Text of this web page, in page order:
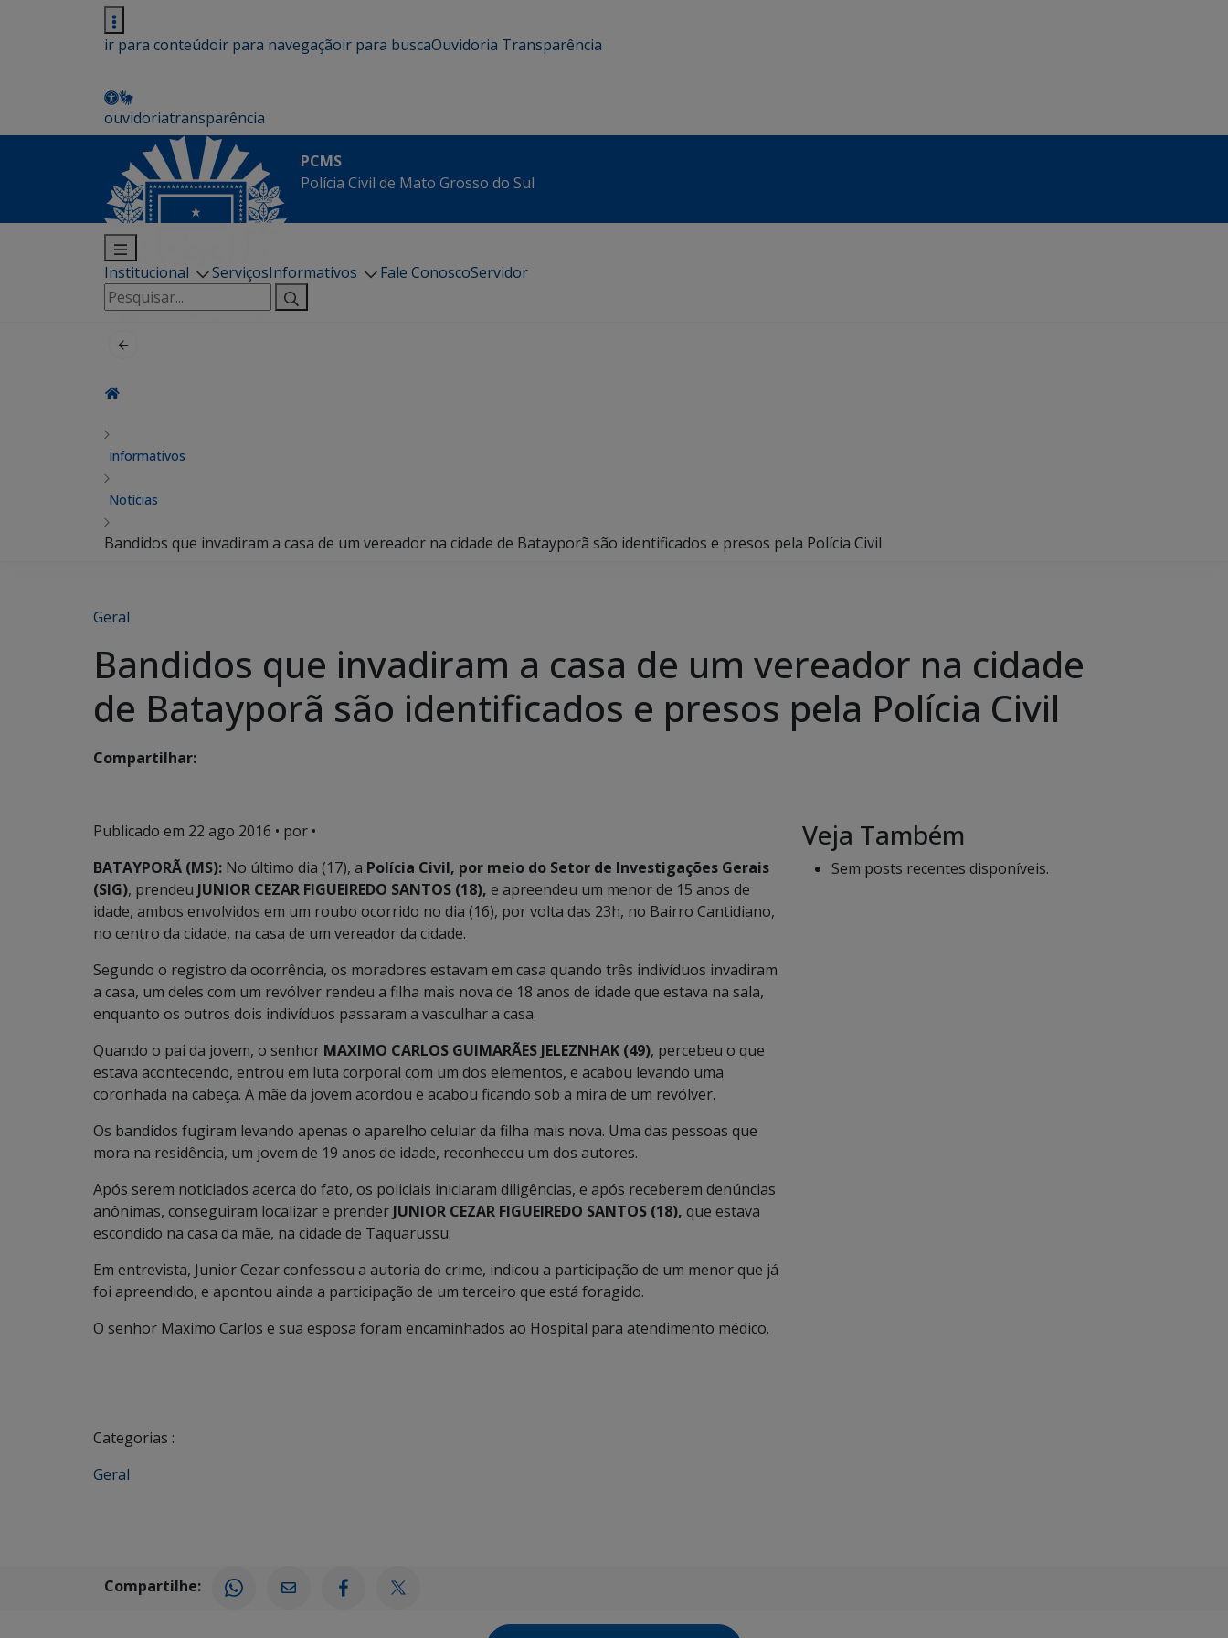
ir para conteúdoir para navegaçãoir para buscaOuvidoria Transparência
ouvidoriatransparência
PCMS
Polícia Civil de Mato Grosso do Sul
Institucional ServiçosInformativos Fale ConoscoServidor
Pesquisar
por:
Informativos
Notícias
Bandidos que invadiram a casa de um vereador na cidade de Batayporã são identificados e presos pela Polícia Civil
Geral
Bandidos que invadiram a casa de um vereador na cidade
de Batayporã são identificados e presos pela Polícia Civil
Compartilhar:
Publicado em 22 ago 2016 • por •
BATAYPORÃ (MS): No último dia (17), a Polícia Civil, por meio do Setor de Investigações Gerais
(SIG), prendeu JUNIOR CEZAR FIGUEIREDO SANTOS (18), e apreendeu um menor de 15 anos de
idade, ambos envolvidos em um roubo ocorrido no dia (16), por volta das 23h, no Bairro Cantidiano,
no centro da cidade, na casa de um vereador da cidade.
Segundo o registro da ocorrência, os moradores estavam em casa quando três indivíduos invadiram
a casa, um deles com um revólver rendeu a filha mais nova de 18 anos de idade que estava na sala,
enquanto os outros dois indivíduos passaram a vasculhar a casa.
Quando o pai da jovem, o senhor MAXIMO CARLOS GUIMARÃES JELEZNHAK (49), percebeu o que
estava acontecendo, entrou em luta corporal com um dos elementos, e acabou levando uma
coronhada na cabeça. A mãe da jovem acordou e acabou ficando sob a mira de um revólver.
Os bandidos fugiram levando apenas o aparelho celular da filha mais nova. Uma das pessoas que
mora na residência, um jovem de 19 anos de idade, reconheceu um dos autores.
Após serem noticiados acerca do fato, os policiais iniciaram diligências, e após receberem denúncias
anônimas, conseguiram localizar e prender JUNIOR CEZAR FIGUEIREDO SANTOS (18), que estava
escondido na casa da mãe, na cidade de Taquarussu.
Em entrevista, Junior Cezar confessou a autoria do crime, indicou a participação de um menor que já
foi apreendido, e apontou ainda a participação de um terceiro que está foragido.
O senhor Maximo Carlos e sua esposa foram encaminhados ao Hospital para atendimento médico.
Categorias :
Geral
Veja Também
Sem posts recentes disponíveis.
Compartilhe: